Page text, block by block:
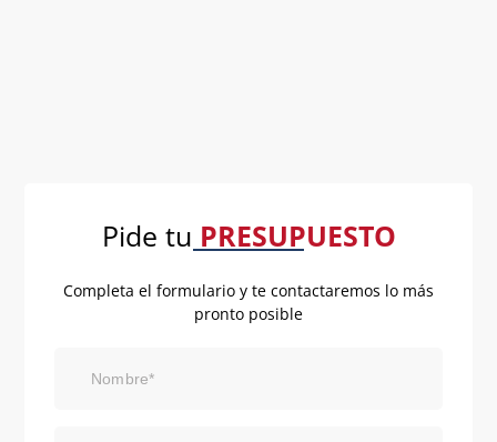
Pide tu PRESUPUESTO
Completa el formulario y te contactaremos lo más
pronto posible
Nombre*